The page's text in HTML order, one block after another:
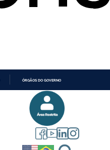
ÓRGÃOS DO GOVERNO